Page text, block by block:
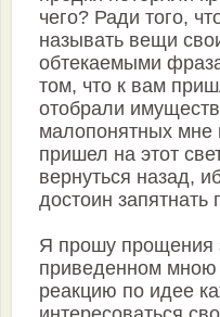
чего? Ради того,
называть вещи
обтекаемыми
том, что к вам
отобрали
малопонятных мне
пришел на этот
вернуться назад,
достоин запятнать
Я прошу прощения
приведенном мною
реакцию по идее